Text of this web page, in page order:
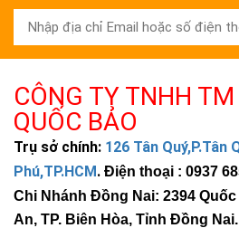
CÔNG TY TNHH
QUỐC BẢO
Trụ sở chính: 126 Tân Quý,P.Tân
Phú,TP.HCM. Điện thoại : 0937
Chi Nhánh Đồng Nai: 2394
An, TP. Biên Hòa, Tỉnh Đồng